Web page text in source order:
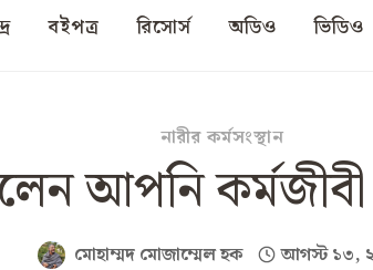
বইপত্র রিসোর্স অডিও ভিডিও
নারীর কর্মসংস্থান
আপনি কর্মজীবী
মোহাম্মদ মোজাম্মেল হক আগস্ট ১৩,